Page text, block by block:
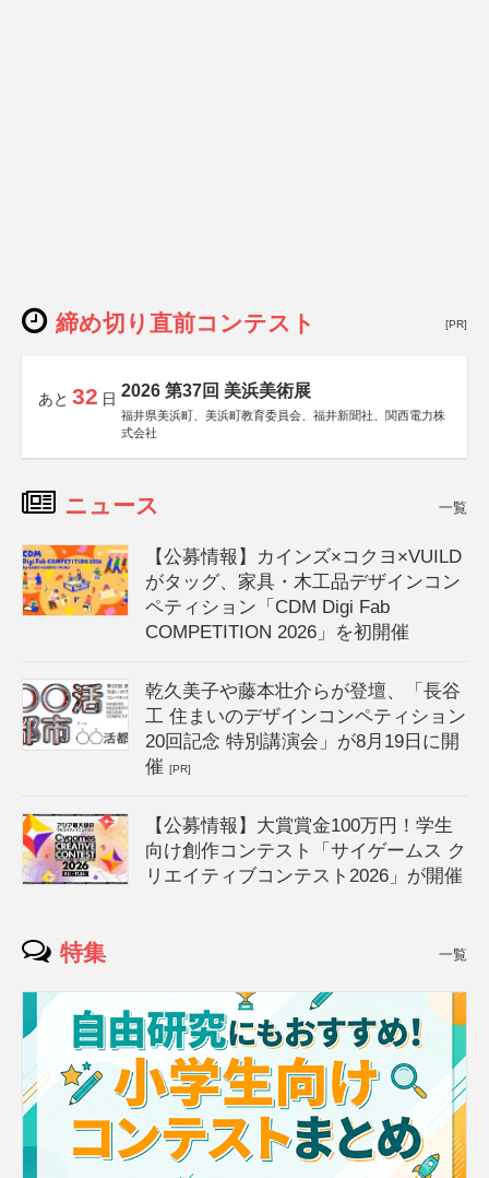
締め切り直前コンテスト [PR]
あと 32 日 2026 第37回 美浜美術展
福井県美浜町、美浜町教育委員会、福井新聞社、関西電力株
式会社
ニュース 一覧
【公募情報】カインズ×コクヨ×VUILD
がタッグ、家具・木工品デザインコン
ペティション「CDM Digi Fab
COMPETITION 2026」を初開催
乾久美子や藤本壮介らが登壇、「長谷
工 住まいのデザインコンペティション
20回記念 特別講演会」が8月19日に開
催[PR]
【公募情報】大賞賞金100万円！学生
向け創作コンテスト「サイゲームス ク
リエイティブコンテスト2026」が開催
特集 一覧